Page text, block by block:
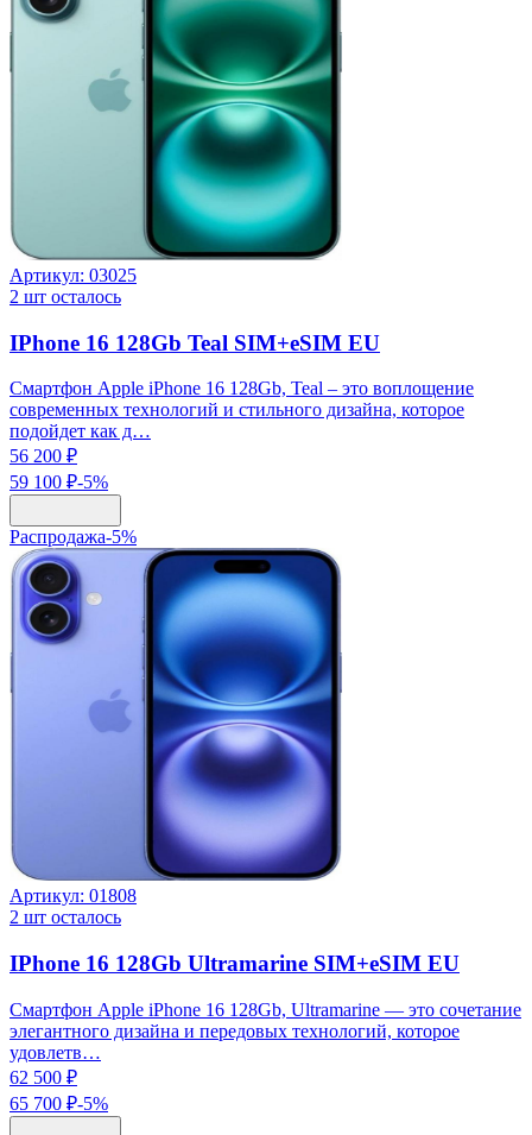
Артикул: 03025
2 шт осталось
IPhone 16 128Gb Teal SIM+eSIM EU
Смартфон Apple iPhone 16 128Gb, Teal – это воплощение
современных технологий и стильного дизайна, которое
подойдет как д…
56 200 ₽
59 100 ₽-5%
Распродажа-5%
Артикул: 01808
2 шт осталось
IPhone 16 128Gb Ultramarine SIM+eSIM EU
Смартфон Apple iPhone 16 128Gb, Ultramarine — это сочетание
элегантного дизайна и передовых технологий, которое
удовлетв…
62 500 ₽
65 700 ₽-5%